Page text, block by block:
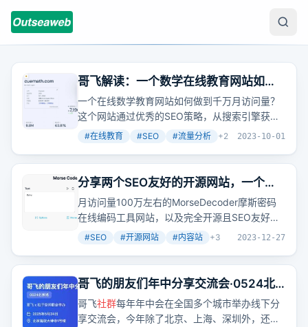
哥飞解读：一个数学在线教育网站如何
做到一千万月访问量
一个在线数学教育网站如何做到千万月访问量？
这个网站通过优秀的SEO策略，从搜索引擎获取
了大量流量，特别是在印度和美国市场。
#在线教育 #SEO #流量分析 +2 2023-10-01
分享两个SEO友好的开源网站，一个内
容站，一个工具站
月访问量100万左右的MorseDecoder摩斯密码
在线编码工具网站，以及完全开源且SEO友好的
AstroPaper Markdown博客网站，都具备了优秀
点，似乎还得加入哥飞的付费社群。
#SEO #开源网站 #内容站 +3 2023-12-27
哥飞的朋友们年中分享交流会·0524北
京站议程出来了
哥飞社群每年年中会在全国多个城市举办线下分
享交流会，今年除了北京、上海、深圳外，还增